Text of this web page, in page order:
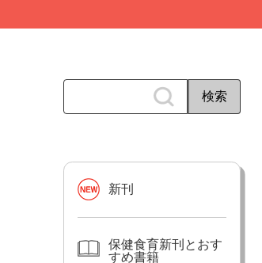
新刊
保健食育新刊とおす
すめ書籍